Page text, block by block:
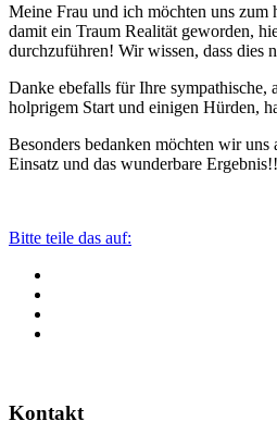
Meine Frau und ich möchten uns zum
damit ein Traum Realität geworden,
durchzuführen! Wir wissen, dass dies
Danke ebefalls für Ihre sympathische,
holprigem Start und einigen Hürden,
Besonders bedanken möchten wir
Einsatz und das wunderbare
Bitte teile das auf:
Kontakt